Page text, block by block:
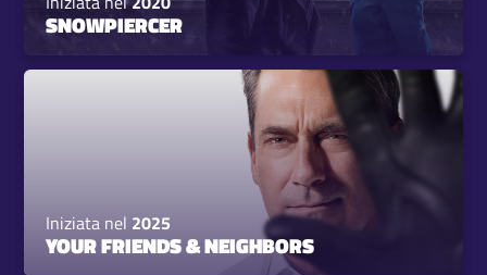
SNOWPIERCER
Iniziata nel 2025
YOUR FRIENDS & NEIGHBORS